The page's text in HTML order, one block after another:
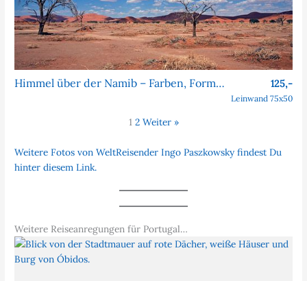
Himmel über der Namib – Farben, Formen, Faszination 125,-
Leinwand 75x50
1 2 Weiter »
Weitere Fotos von WeltReisender Ingo Paszkowsky findest Du
hinter diesem Link.
Weitere Reiseanregungen für Portugal…